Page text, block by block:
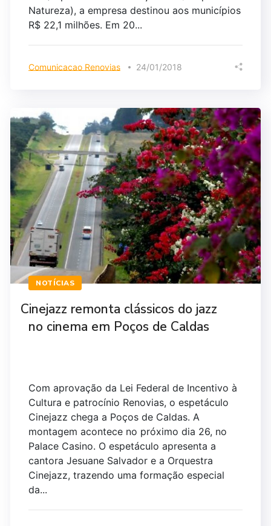
Natureza), a empresa destinou aos municípios
R$ 22,1 milhões. Em 20...
Comunicacao Renovias 24/01/2018
NOTÍCIAS
Cinejazz remonta clássicos do jazz
no cinema em Poços de Caldas
Com aprovação da Lei Federal de Incentivo à
Cultura e patrocínio Renovias, o espetáculo
Cinejazz chega a Poços de Caldas. A
montagem acontece no próximo dia 26, no
Palace Casino. O espetáculo apresenta a
cantora Jesuane Salvador e a Orquestra
Cinejazz, trazendo uma formação especial
da...